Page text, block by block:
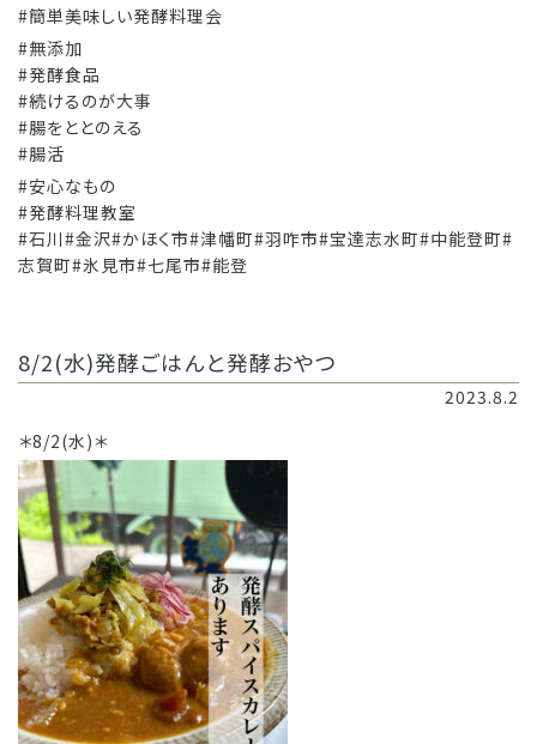
#簡単美味しい発酵料理会
#無添加
#発酵食品
#続けるのが大事
#腸をととのえる
#腸活
#安心なもの
#発酵料理教室
#石川#金沢#かほく市#津幡町#羽咋市#宝達志水町#中能登町#
志賀町#氷見市#七尾市#能登
8/2(水)発酵ごはんと発酵おやつ
2023.8.2
＊8/2(水)＊